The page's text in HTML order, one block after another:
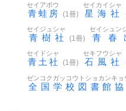
青蛙房
セイアボウ
(1冊) 星海社
セイカイシャ
青樹社
セイジュシャ
(1冊) 青春
セイシュン
青土社
セイドシャ
(1冊) 石風社
セキフウシャ
全国学校図書館
ゼンコクガッコウトショカンキョ